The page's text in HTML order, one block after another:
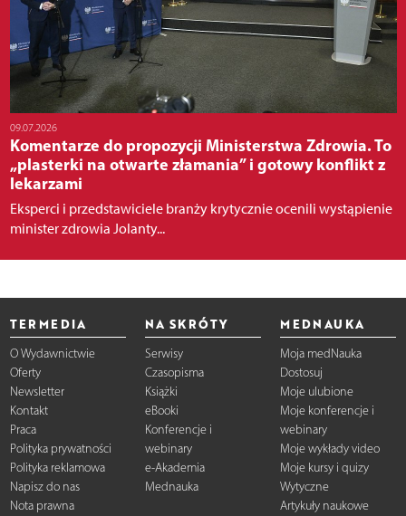
09.07.2026
Komentarze do propozycji Ministerstwa Zdrowia. To
„plasterki na otwarte złamania” i gotowy konflikt z
lekarzami
Eksperci i przedstawiciele branży krytycznie ocenili wystąpienie
minister zdrowia Jolanty...
TERMEDIA
O Wydawnictwie
Oferty
Newsletter
Kontakt
Praca
Polityka prywatności
Polityka reklamowa
Napisz do nas
Nota prawna
NA SKRÓTY
Serwisy
Czasopisma
Książki
eBooki
Konferencje i
webinary
e-Akademia
Mednauka
MEDNAUKA
Moja medNauka
Dostosuj
Moje ulubione
Moje konferencje i
webinary
Moje wykłady video
Moje kursy i quizy
Wytyczne
Artykuły naukowe